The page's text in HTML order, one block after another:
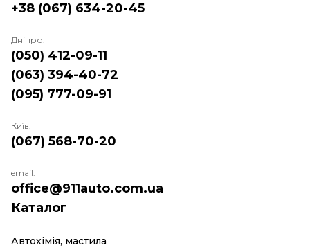
Каталог
Автохімія, мастила
+38 (067) 634-20-45
Дніпро:
(050) 412-09-11
(063) 394-40-72
(095) 777-09-91
Київ:
(067) 568-70-20
email:
office@911auto.com.ua